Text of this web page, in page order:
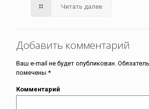
Читать далее
Добавить комментарий
Ваш e-mail не будет опубликован.
помечены *
Комментарий